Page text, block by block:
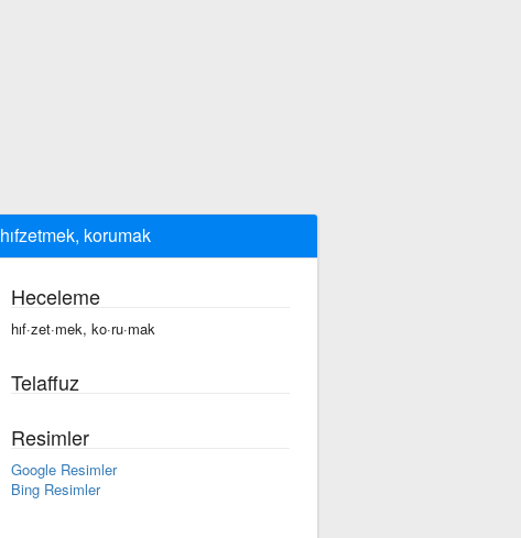
hıfzetmek, korumak
Heceleme
hıf·zet·mek, ko·ru·mak
Telaffuz
Resimler
Google Resimler
Bing Resimler